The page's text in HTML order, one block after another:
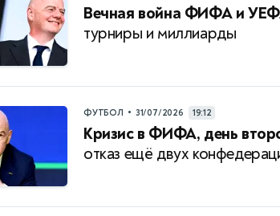
Вечная война ФИФА и
турниры и миллиарды
ФУТБОЛ • 31/07/2026 19:12
Кризис в ФИФА, день
отказ ещё двух